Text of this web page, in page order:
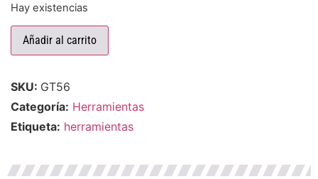
Hay existencias
Añadir al carrito
SKU: GT56
Categoría: Herramientas
Etiqueta: herramientas